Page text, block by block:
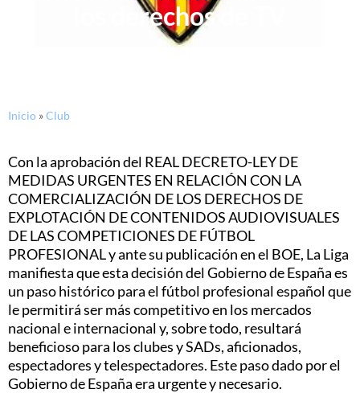
los derechos de TV
Inicio »Club
Con la aprobación del REAL DECRETO-­LEY DE
MEDIDAS URGENTES EN RELACIÓN CON LA
COMERCIALIZACIÓN DE LOS DERECHOS DE
EXPLOTACIÓN DE CONTENIDOS AUDIOVISUALES
DE LAS COMPETICIONES DE FÚTBOL
PROFESIONAL y ante su publicación en el BOE, La Liga
manifiesta que esta decisión del Gobierno de España es
un paso histórico para el fútbol profesional español que
le permitirá ser más competitivo en los mercados
nacional e internacional y, sobre todo, resultará
beneficioso para los clubes y SADs, aficionados,
espectadores y telespectadores. Este paso dado por el
Gobierno de España era urgente y necesario.